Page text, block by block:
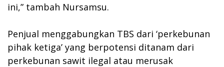
ini,” tambah Nursamsu.
Penjual menggabungkan TBS dari ‘perkebunan
pihak ketiga’ yang berpotensi ditanam dari
perkebunan sawit ilegal atau merusak